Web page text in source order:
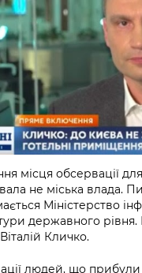
що
на погодженні
заклади
Дороги,
парковки
місця обсервації
не міська влада.
Міністерство
державного рівня.
Кличко.
людей, що прибули